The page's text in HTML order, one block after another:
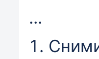
...